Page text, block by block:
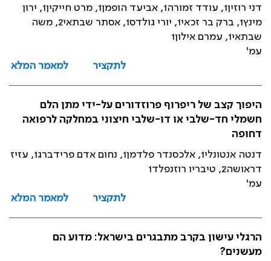
דני רוזין1, עודד זמורה1, אביעד הופמן1, מרט חייקין1, ירון
מינץ1, ברק בר זכאי1, יורי גולדס1, אסתר שבתאי2, משה
שבתאי1, עמרם אילון1
עמ'
לתקציר
למאמר המלא
היפוך קצב של ריפרוף פרוזדורים על-ידי מתן הלם
חשמלי חד-שלבי או דו-שלבי חיצוני במחלקה לרפואה
דחופה
דנטה אנטונלי1, אלכסנדר פלדמן1, נחום אדם פרידברג1, עזיז
דראושה2, טיבריו רוזנפלד1
עמ'
לתקציר
למאמר המלא
הרגלי עישון בקרב מתבגרים בישראל: מדוע הם
מעשנים?